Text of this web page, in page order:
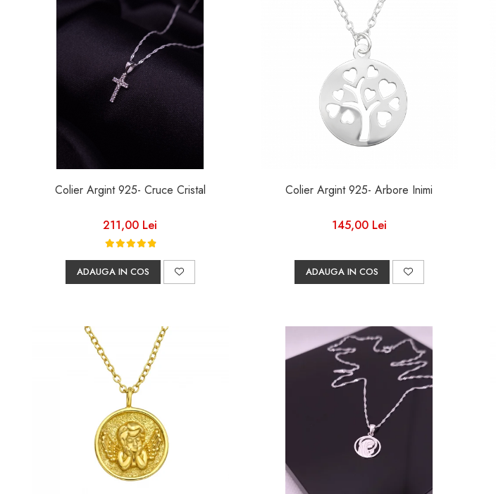
Colier Argint 925- Cruce Cristal
211,00 Lei
ADAUGA IN COS
Colier Argint 925- Arbore Inimi
145,00 Lei
ADAUGA IN COS